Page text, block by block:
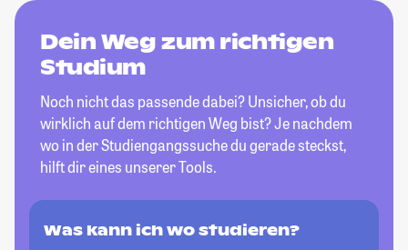
Dein Weg zum richtigen
Studium
Noch nicht das passende dabei? Unsicher, ob du
wirklich auf dem richtigen Weg bist? Je nachdem
wo in der Studiengangssuche du gerade steckst,
hilft dir eines unserer Tools.
Was kann ich wo studieren?